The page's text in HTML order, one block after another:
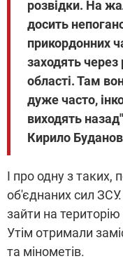
розвідки. На
досить
прикордонних
заходять
області. Там
дуже часто,
виходять
Кирило
І про одну з таких,
об'єднаних сил
зайти на
Утім отримали
та мінометів.